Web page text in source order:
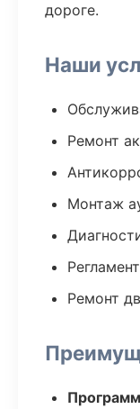
дороге.
Наши
Ремонт
Монтаж
Ремонт